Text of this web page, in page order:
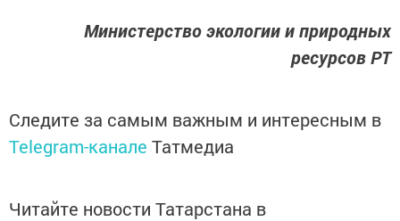
Министерство экологии и природных
ресурсов РТ
Следите за самым важным и интересным в
Telegram-канале Татмедиа
Читайте новости Татарстана в